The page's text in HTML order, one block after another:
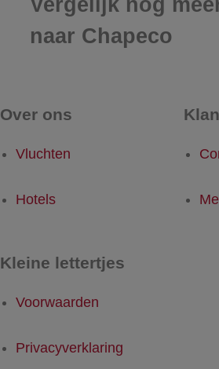
Vergelijk nog
naar Chapeco
Over ons
Vluchten
Hotels
Kleine lettertjes
Voorwaarden
Privacyverklaring